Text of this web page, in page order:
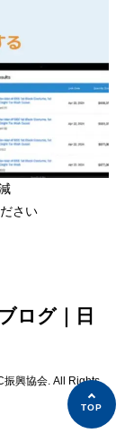
さい
ログ｜日
興協会. All Rights